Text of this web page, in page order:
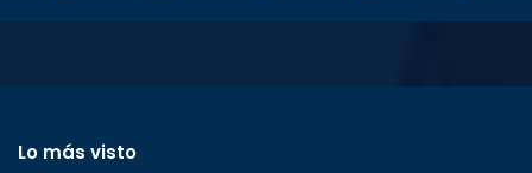
Lo más visto